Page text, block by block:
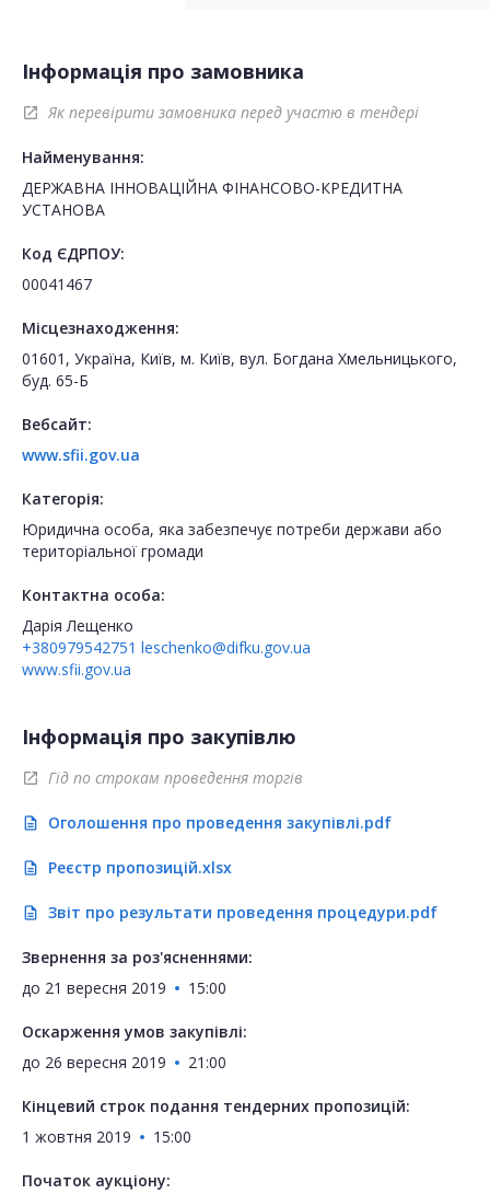
Інформація про замовника
open_in_new Як перевірити замовника перед участю в тендері
Найменування:
ДЕРЖАВНА ІННОВАЦІЙНА ФІНАНСОВО-КРЕДИТНА
УСТАНОВА
Код ЄДРПОУ:
00041467
Місцезнаходження:
01601, Україна, Київ, м. Київ, вул. Богдана Хмельницького,
буд. 65-Б
Вебсайт:
www.sfii.gov.ua
Категорія:
Юридична особа, яка забезпечує потреби держави або
територіальної громади
Контактна особа:
Дарія Лещенко
+380979542751 leschenko@difku.gov.ua
www.sfii.gov.ua
Інформація про закупівлю
open_in_new Гід по строкам проведення торгів
description Оголошення про проведення закупівлі.pdf
description Реєстр пропозицій.xlsx
description Звіт про результати проведення процедури.pdf
Звернення за роз'ясненнями:
до 21 вересня 2019 15:00
Оскарження умов закупівлі:
до 26 вересня 2019 21:00
Кінцевий строк подання тендерних пропозицій:
1 жовтня 2019
15:00
Початок аукціону: